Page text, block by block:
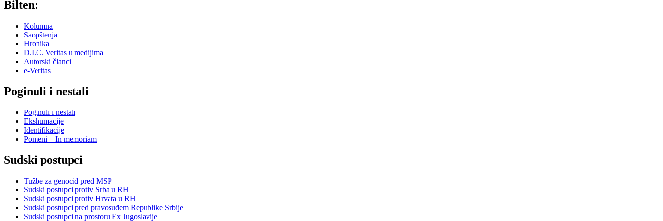
Bilten:
Kolumna
Saopštenja
Hronika
D.I.C. Veritas u medijima
Autorski članci
e-Veritas
Poginuli i nestali
Poginuli i nestali
Ekshumacije
Identifikacije
Pomeni – In memoriam
Sudski postupci
Tužbe za genocid pred MSP
Sudski postupci protiv Srba u RH
Sudski postupci protiv Hrvata u RH
Sudski postupci pred pravosuđem Republike Srbije
Sudski postupci na prostoru Ex Jugoslavije